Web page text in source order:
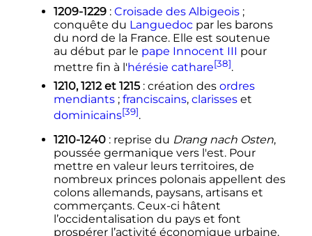
1209-1229 : Croisade des Albigeois ;
conquête du Languedocpar les barons
du nord de la France. Elle est soutenue
au début par le pape Innocent III pour
mettre fin à l'hérésie cathare[38].
1210, 1212 et 1215 : création des ordres
mendiants ; franciscains, clarisseset
dominicains[39].
1210-1240 : reprise du Drang nach Osten,
poussée germanique vers l'est. Pour
mettre en valeur leurs territoires, de
nombreux princes polonais appellent des
colons allemands, paysans, artisans et
commerçants. Ceux-ci hâtent
l’occidentalisation du pays et font
prospérer l’activité économique urbaine.